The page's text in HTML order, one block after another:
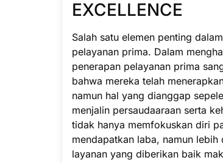
EXCELLENCE
Salah satu elemen penting
pelayanan prima. Dalam
penerapan pelayanan prima
bahwa mereka telah
namun hal yang dianggap
menjalin persaudaaraan serta
tidak hanya memfokuskan diri
mendapatkan laba, namun
layanan yang diberikan baik